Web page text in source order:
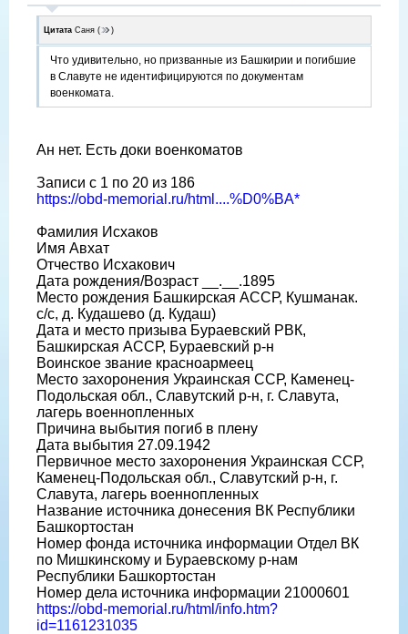
Цитата Саня ( )
Что удивительно, но призванные из Башкирии и погибшие
в Славуте не идентифицируются по документам
военкомата.
Ан нет. Есть доки военкоматов
Записи с 1 по 20 из 186
https://obd-memorial.ru/html....%D0%BA*
Фамилия Исхаков
Имя Авхат
Отчество Исхакович
Дата рождения/Возраст __.__.1895
Место рождения Башкирская АССР, Кушманак.
с/с, д. Кудашево (д. Кудаш)
Дата и место призыва Бураевский РВК,
Башкирская АССР, Бураевский р-н
Воинское звание красноармеец
Место захоронения Украинская ССР, Каменец-
Подольская обл., Славутский р-н, г. Славута,
лагерь военнопленных
Причина выбытия погиб в плену
Дата выбытия 27.09.1942
Первичное место захоронения Украинская ССР,
Каменец-Подольская обл., Славутский р-н, г.
Славута, лагерь военнопленных
Название источника донесения ВК Республики
Башкортостан
Номер фонда источника информации Отдел ВК
по Мишкинскому и Бураевскому р-нам
Республики Башкортостан
Номер дела источника информации 21000601
https://obd-memorial.ru/html/info.htm?
id=1161231035